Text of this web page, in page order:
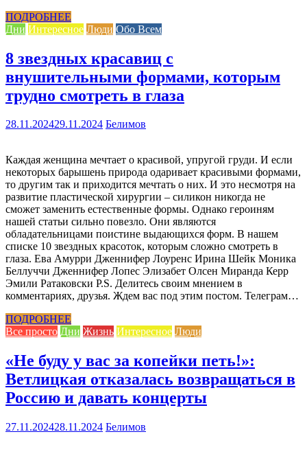
ПОДРОБНЕЕ
Дни Интересное Люди Обо Всем
8 звездных красавиц с
внушительными формами, которым
трудно смотреть в глаза
28.11.202429.11.2024 Белимов
Каждая женщина мечтает о красивой, упругой груди. И если
некоторых барышень природа одаривает красивыми формами,
то другим так и приходится мечтать о них. И это несмотря на
развитие пластической хирургии – силикон никогда не
сможет заменить естественные формы. Однако героиням
нашей статьи сильно повезло. Они являются
обладательницами поистине выдающихся форм. В нашем
списке 10 звездных красоток, которым сложно смотреть в
глаза. Ева Амурри Дженнифер Лоуренс Ирина Шейк Моника
Беллуччи Дженнифер Лопес Элизабет Олсен Миранда Керр
Эмили Ратаковски P.S. Делитесь своим мнением в
комментариях, друзья. Ждем вас под этим постом. Телеграм…
ПОДРОБНЕЕ
Все просто Дни Жизнь Интересное Люди
«Не буду у вас за копейки петь!»:
Ветлицкая отказалась возвращаться в
Россию и давать концерты
27.11.202428.11.2024 Белимов